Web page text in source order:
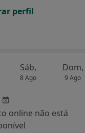
perfil
Sáb,
8 Ago
Dom,
9 Ago
online não está